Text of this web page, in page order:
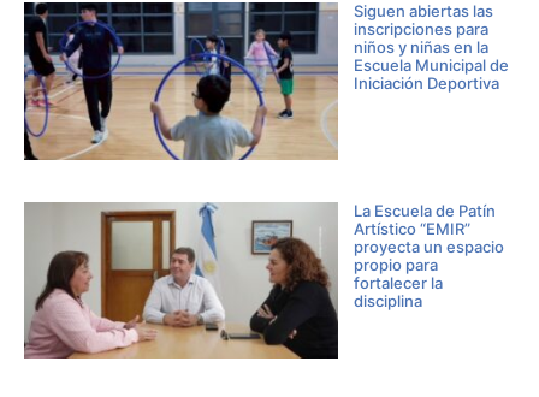
Siguen abiertas las
inscripciones para
niños y niñas en la
Escuela Municipal de
Iniciación Deportiva
La Escuela de Patín
Artístico “EMIR”
proyecta un espacio
propio para
fortalecer la
disciplina